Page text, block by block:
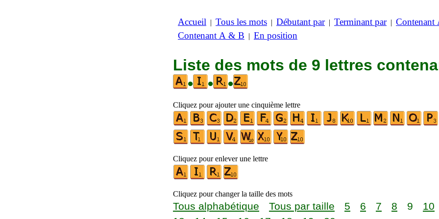
Accueil | Tous les mots | Débutant par| Terminant par| Contenant
Contenant A & B | En position
Liste des mots de 9 lettres
•
• •
Cliquez pour ajouter une cinquième lettre
Cliquez pour enlever une lettre
Cliquez pour changer la taille des mots
Tous alphabétique Tous par taille 5 6 7 8 9 10